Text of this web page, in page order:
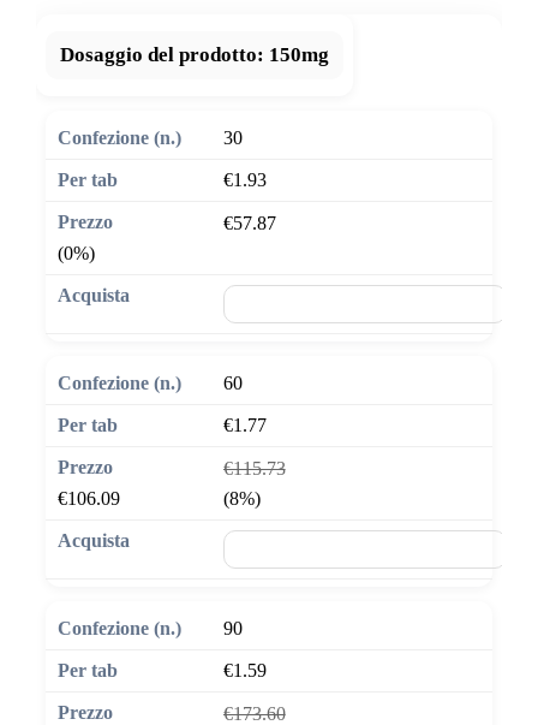
Dosaggio del prodotto: 150mg
30
€1.93
€57.87
(0%)
60
€1.77
€115.73
€106.09
(8%)
90
€1.59
€173.60